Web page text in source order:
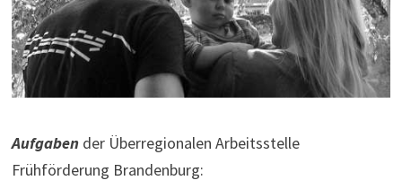
Aufgaben der Überregionalen Arbeitsstelle
Frühförderung Brandenburg: